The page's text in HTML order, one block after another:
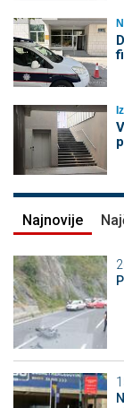
Najnovije